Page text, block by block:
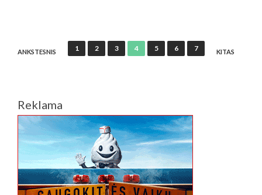
VAIKŲ
MOKYTŲSI“
ANKSTESNIS 1 2 3 4 5 6 7 KITAS
Reklama